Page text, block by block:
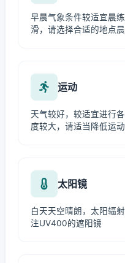
早晨气象条件较适宜晨
滑，请选择合适的地点晨
运动
天气较好，较适宜进行
度较大，请适当降低运
太阳镜
白天天空晴朗，太阳辐
注UV400的遮阳镜